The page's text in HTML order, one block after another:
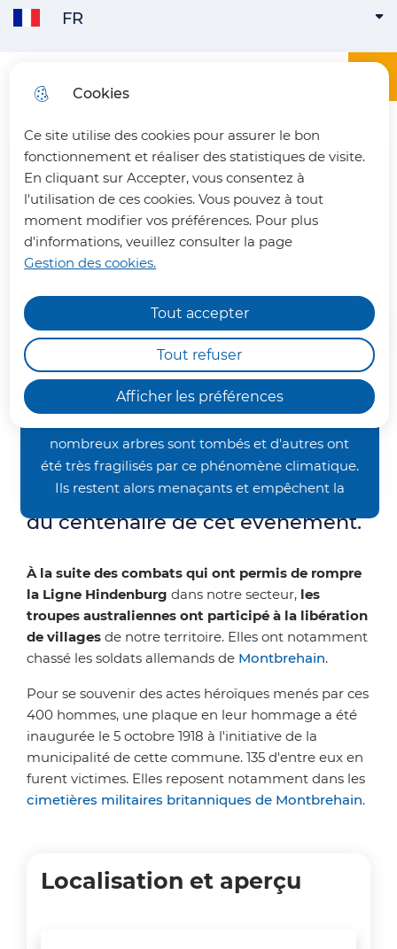
Cookies
Ce site utilise des cookies pour assurer le bon
fonctionnement et réaliser des statistiques de visite.
En cliquant sur Accepter, vous consentez à
l'utilisation de ces cookies. Vous pouvez à tout
moment modifier vos préférences. Pour plus
d'informations, veuillez consulter la page
Gestion des cookies.
Afficher les préférences
Tout accepter
Tout refuser
Aller
du site
fermer
Chemins de randonnée
impraticables
Nous vous informons qu'en raison des dégâts
occasionnés par les orages de la fin juin, nos
nombreux arbres sont tombés et d'autres ont
été très fragilisés par ce phénomène climatique.
Ils restent alors menaçants et empêchent la
Nous vous demandons donc un peu de patience
état. Merci de votre compréhension.
Office du tourisme du Pays du Vermandois
Menu principal
FR
FRANÇAIS
La plaque australienne de
Montbrehain
Sur la façade de la mairie, une
plaque commémore la libération
du village par lesAustralian
Imperial Forces . Elle a été
inaugurée le 5 octobre 2018 lors
du centenaire de cet événement.
À la suite des combats qui ont permis de rompre
la Ligne Hindenburg dans notre secteur, les
troupes australiennes ont participé à la libération
de villages de notre territoire. Elles ont notamment
chassé les soldats allemands de Montbrehain.
Pour se souvenir des actes héroïques menés par ces
400 hommes, une plaque en leur hommage a été
inaugurée le 5 octobre 1918 à l'initiative de la
municipalité de cette commune. 135 d'entre eux en
furent victimes. Elles reposent notamment dans les
cimetières militaires britanniques de Montbrehain.
Localisation et aperçu